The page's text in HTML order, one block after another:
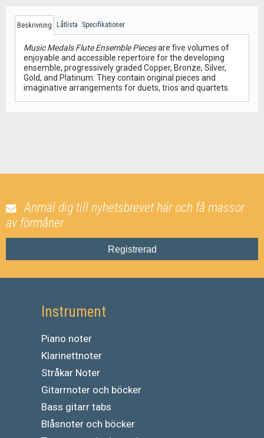
Beskrivning Låtlista Specifikationer
Music Medals Flute Ensemble Piecesare five volumes of
enjoyable and accessible repertoire for the developing
ensemble, progressively graded Copper, Bronze, Silver,
Gold, and Platinum. They contain original pieces and
imaginative arrangements for duets, trios and quartets.
Anmäl dig till nyhetsbrevet här och få massor
av förmåner
Registrerad
Instrument
Piano noter
Klarinettnoter
Stråkar Noter
Gitarrnoter och böcker
Bass gitarr tabs
Blåsnoter och böcker